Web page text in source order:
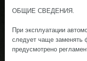
ОБЩИЕ СВЕДЕНИЯ.
При эксплуатации
следует чаще заменять
предусмотрено